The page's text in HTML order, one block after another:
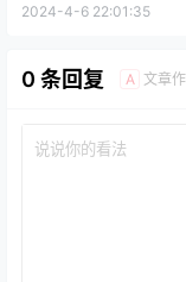
2024-4-6 22:01:35
0 条回复 A 文章